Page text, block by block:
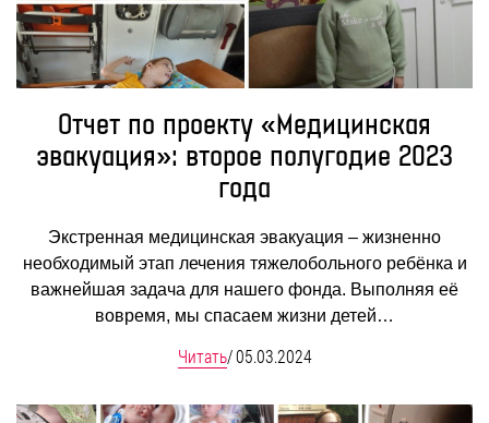
Отчет по проекту «Медицинская
эвакуация»: второе полугодие 2023
года
Экстренная медицинская эвакуация – жизненно
необходимый этап лечения тяжелобольного ребёнка и
важнейшая задача для нашего фонда. Выполняя её
вовремя, мы спасаем жизни детей…
Читать/05.03.2024